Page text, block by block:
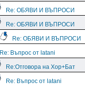
Re: ОБЯВИ И ВЪПРОСИ
Re: ОБЯВИ И ВЪПРОСИ
Re: ОБЯВИ И ВЪПРОСИ
Re: Въпрос от latani
Re:Отговора на Хор+Бат
Re: Въпрос от latani